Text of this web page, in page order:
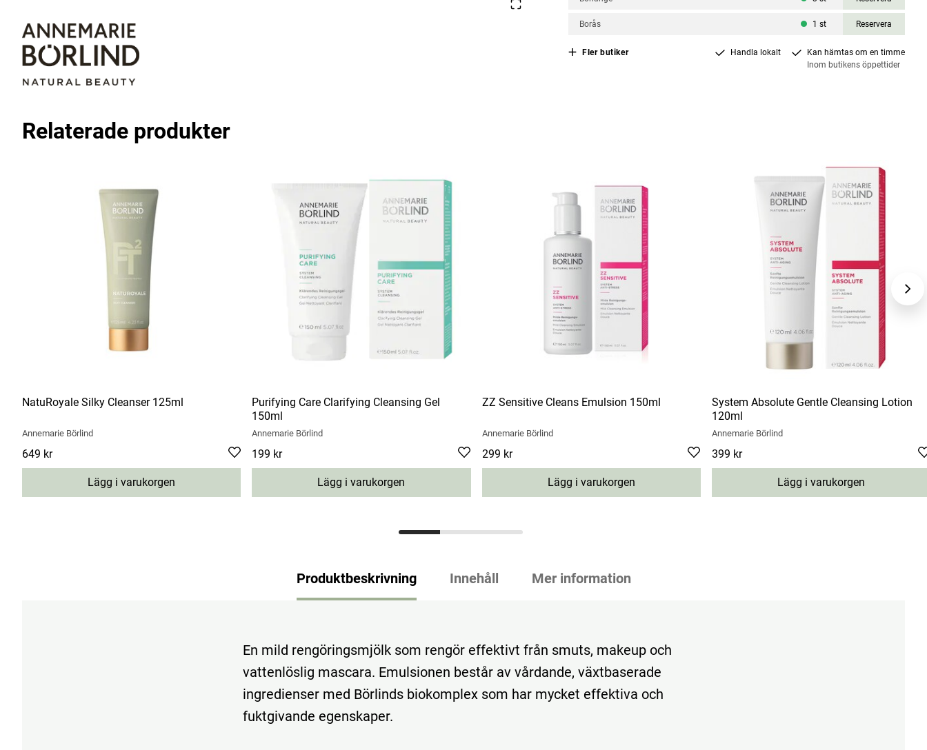
Borås 1 st Reservera
Fler butiker Handla lokalt
Kan hämtas om en timme
Inom butikens öppettider
Relaterade produkter
NatuRoyale Silky Cleanser 125ml
Annemarie Börlind
Pris :649 kr
649 kr
Lägg i varukorgen
Purifying Care Clarifying Cleansing Gel
150ml
Annemarie Börlind
Pris :199 kr
199 kr
Lägg i varukorgen
ZZ Sensitive Cleans Emulsion 150ml
Annemarie Börlind
Pris :299 kr
299 kr
Lägg i varukorgen
System Absolute Gentle Cleansing Lotion
120ml
Annemarie Börlind
Pris :399 kr
399 kr
Lägg i varukorgen
Produktbeskrivning Innehåll Mer information
En mild rengöringsmjölk som rengör effektivt från smuts, makeup och
vattenlöslig mascara. Emulsionen består av vårdande, växtbaserade
ingredienser med Börlinds biokomplex som har mycket effektiva och
fuktgivande egenskaper.